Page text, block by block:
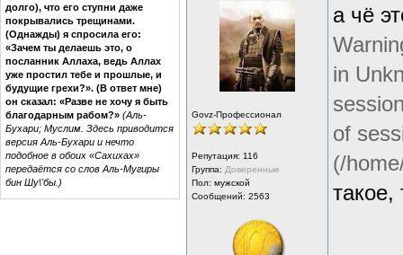
долго), что его ступни даже
покрывались трещинами.
(Однажды) я спросила его:
«Зачем ты делаешь это, о
посланник Аллаха, ведь Аллах
уже простил тебе и прошлые, и
будущие грехи?». (В ответ мне)
он сказал: «Разве не хочу я быть
благодарным рабом?» (Аль-
Бухари; Муслим. Здесь приводится
версия Аль-Бухари и нечто
подобное в обоих «Сахихах»
передаётся со слов Аль-Мугиры
бин Шу\'бы.)
Govz-Профессионал
Репутация: 116
Группа: Доверенные
Пол: мужской
Сообщений: 2563
а чё
in
of
(/
такое,